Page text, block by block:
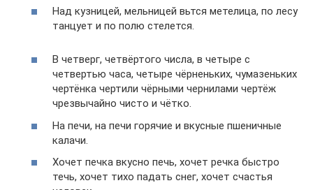
Над кузницей, мельницей вьтся метелица, по лесу
танцует и по полю стелется.
В четверг, четвёртого числа, в четыре с
четвертью часа, четыре чёрненьких, чумазеньких
чертёнка чертили чёрными чернилами чертёж
чрезвычайно чисто и чётко.
На печи, на печи горячие и вкусные пшеничные
калачи.
Хочет печка вкусно печь, хочет речка быстро
течь, хочет тихо падать снег, хочет счастья